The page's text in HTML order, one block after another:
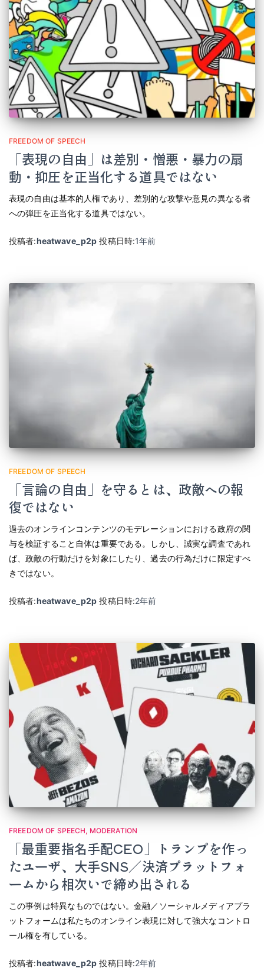
FREEDOM OF SPEECH
「表現の自由」は差別・憎悪・暴力の扇
動・抑圧を正当化する道具ではない
表現の自由は基本的人権であり、差別的な攻撃や意見の異なる者
への弾圧を正当化する道具ではない。
投稿者:heatwave_p2p 投稿日時:1年前
FREEDOM OF SPEECH
「言論の自由」を守るとは、政敵への報
復ではない
過去のオンラインコンテンツのモデレーションにおける政府の関
与を検証すること自体は重要である。しかし、誠実な調査であれ
ば、政敵の行動だけを対象にしたり、過去の行為だけに限定すべ
きではない。
投稿者:heatwave_p2p 投稿日時:2年前
FREEDOM OF SPEECH MODERATION
「最重要指名手配CEO」トランプを作っ
たユーザ、大手SNS／決済プラットフォ
ームから相次いで締め出される
この事例は特異なものではない。金融／ソーシャルメディアプラ
ットフォームは私たちのオンライン表現に対して強大なコントロ
ール権を有している。
投稿者:heatwave_p2p 投稿日時:2年前